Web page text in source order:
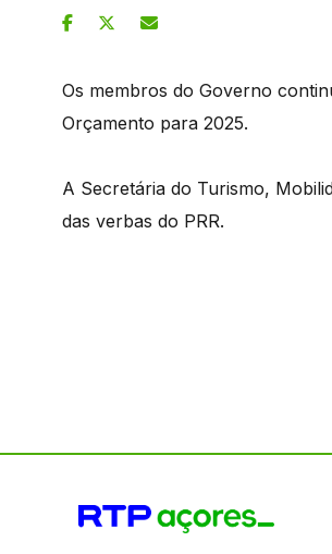
Os membros do Governo
Orçamento para 2025.
A Secretária do Turismo,
das verbas do PRR.